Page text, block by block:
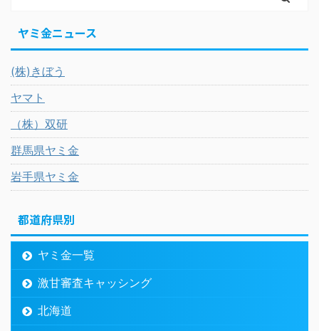
ヤミ金ニュース
(株)きぼう
ヤマト
（株）双研
群馬県ヤミ金
岩手県ヤミ金
都道府県別
ヤミ金一覧
激甘審査キャッシング
北海道